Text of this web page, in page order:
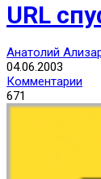
URL
Анатолий
04.06.2003
Комментарии
671